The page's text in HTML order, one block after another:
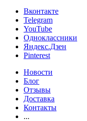
Вконтакте
Telegram
YouTube
Одноклассники
Яндекс.Дзен
Pinterest
Новости
Блог
Отзывы
Доставка
Контакты
...